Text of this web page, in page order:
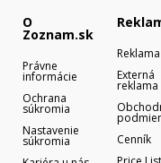
O
Zoznam.sk
Právne
informácie
Ochrana
súkromia
Nastavenie
súkromia
Externá
reklama
Cenník